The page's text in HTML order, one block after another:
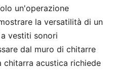
un'operazione
la versatilità di un
vestiti sonori
dal muro di chitarre
chitarra acustica richiede